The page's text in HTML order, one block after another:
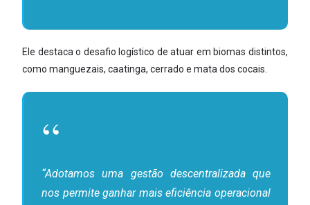
Ele destaca o desafio logístico de atuar em biomas distintos,
como manguezais, caatinga, cerrado e mata dos cocais.
“Adotamos uma gestão descentralizada que
nos permite ganhar mais eficiência operacional